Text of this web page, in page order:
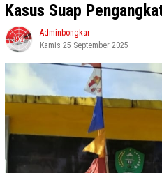
Kasus Suap
Adminbongkar
Kamis 25 September 2025